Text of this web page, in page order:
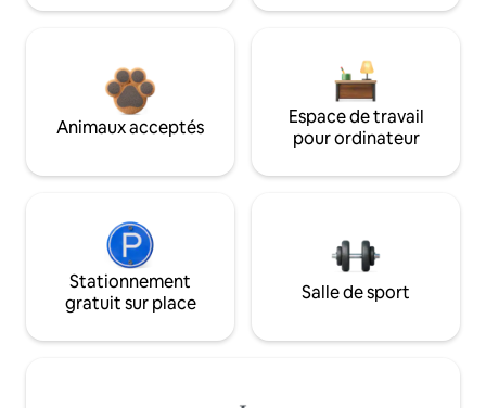
Animaux acceptés
Espace de travail
pour ordinateur
Stationnement
gratuit sur place
Salle de sport